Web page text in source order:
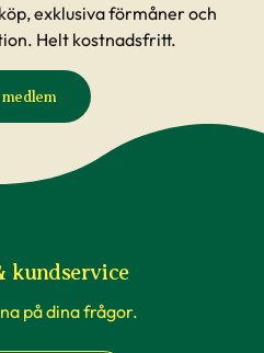
exklusiva förmåner och
Helt kostnadsfritt.
medlem
kundservice
på dina frågor.